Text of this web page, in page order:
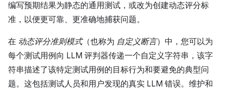
编写预期结果为静态的通用测试，或改为创建动态评分标
准，以便更可靠、更准确地捕获问题。
在 动态评分准则模式（也称为 自定义断言）中，您可以为
每个测试用例向 LLM 评判器传递一个自定义字符串，该字
符串描述了该特定测试用例的目标行为和要避免的典型问
题。这包括测试人员和用户发现的真实 LLM 错误。维护和